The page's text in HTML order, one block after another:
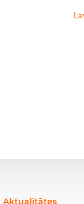
Aktualitātes